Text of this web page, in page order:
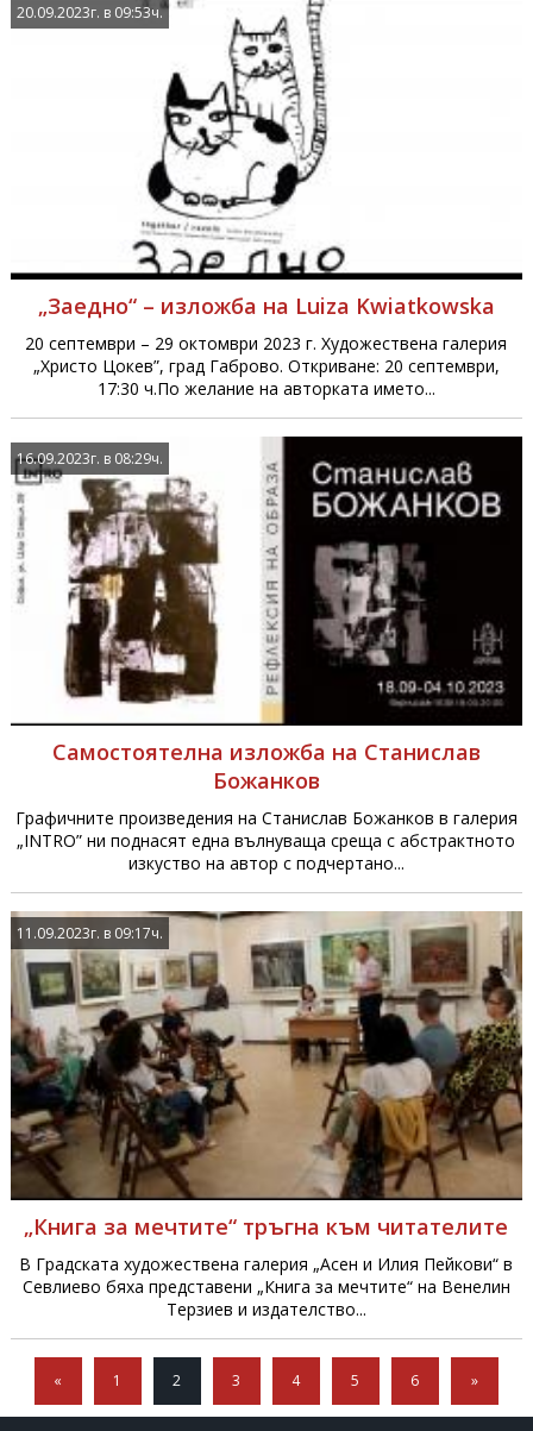
20.09.2023г. в 09:53ч.
„Заедно“ – изложба на Luiza Kwiatkowska
20 септември – 29 октомври 2023 г. Художествена галерия
„Христо Цокев”, град Габрово. Откриване: 20 септември,
17:30 ч.По желание на авторката името...
16.09.2023г. в 08:29ч.
Самостоятелна изложба на Станислав
Божанков
Графичните произведения на Станислав Божанков в галерия
„INTRO” ни поднасят една вълнуваща среща с абстрактното
изкуство на автор с подчертано...
11.09.2023г. в 09:17ч.
„Книга за мечтите“ тръгна към читателите
В Градската художествена галерия „Асен и Илия Пейкови“ в
Севлиево бяха представени „Книга за мечтите“ на Венелин
Терзиев и издателство...
« 1 2 3 4 5 6 »